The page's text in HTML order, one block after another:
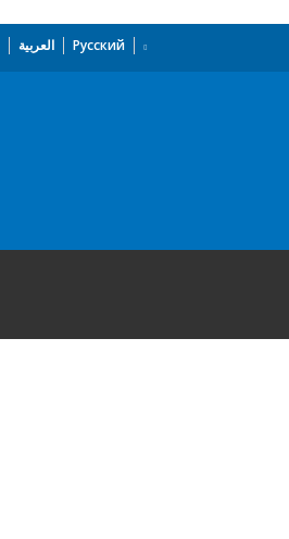
العربية Русский